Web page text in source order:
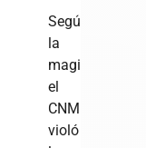
Según
la
magistrada,
el
CNM
violó